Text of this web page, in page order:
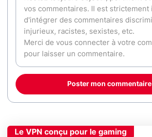
Poster mon commentaire
Le VPN conçu pour le gaming